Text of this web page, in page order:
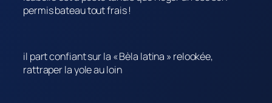
permis bateau tout frais !
il part confiant sur la « Bèla latina » relookée,
rattraper la yole au loin